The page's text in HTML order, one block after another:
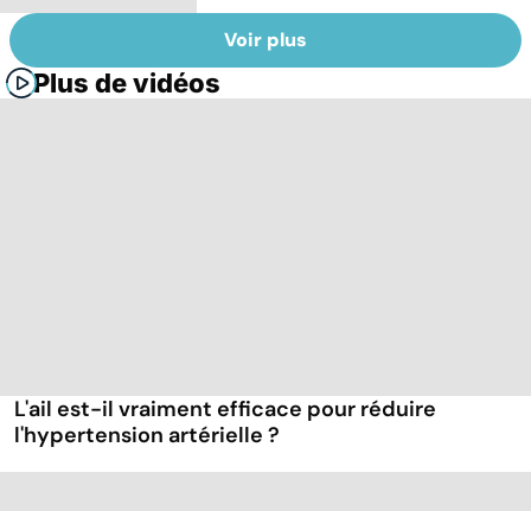
Voir plus
Plus de vidéos
L'ail est-il vraiment efficace pour réduire
l'hypertension artérielle ?